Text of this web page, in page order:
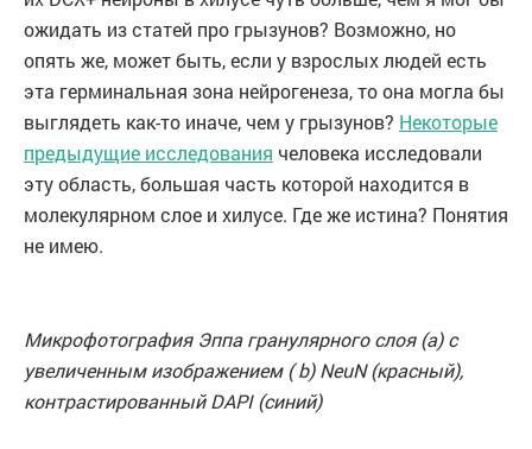
ожидать из статей про грызунов? Возможно, но
опять же, может быть, если у взрослых людей есть
эта герминальная зона нейрогенеза, то она могла бы
выглядеть как-то иначе, чем у грызунов? Некоторые
предыдущие исследования человека исследовали
эту область, большая часть которой находится в
молекулярном слое и хилусе. Где же истина? Понятия
не имею.
Микрофотография Эппа гранулярного слоя (а) c
увеличенным изображением ( b) NeuN (красный),
контрастированный DAPI (синий)